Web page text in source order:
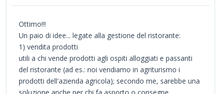
Ottimo!!!
Un paio di idee... legate alla gestione del ristorante:
1) vendita prodotti
utili a chi vende prodotti agli ospiti alloggiati e passanti
del ristorante (ad es.: noi vendiamo in agriturismo i
prodotti dell'azienda agricola); secondo me, sarebbe una